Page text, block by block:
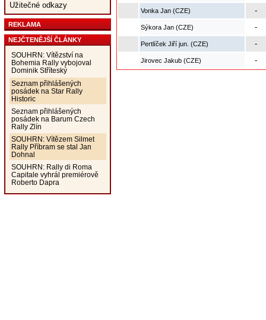
Užitečné odkazy
REKLAMA
NEJČTENĚJŠÍ ČLÁNKY
SOUHRN: Vítězství na
Bohemia Rally vybojoval
Dominik Stříteský
Seznam přihlášených
posádek na Star Rally
Historic
Seznam přihlášených
posádek na Barum Czech
Rally Zlín
SOUHRN: Vítězem Silmet
Rally Příbram se stal Jan
Dohnal
SOUHRN: Rally di Roma
Capitale vyhrál premiérově
Roberto Dapra
Vonka Jan (CZE) -
Sýkora Jan (CZE) -
Pertlíček Jiří jun. (CZE) -
Jirovec Jakub (CZE) -